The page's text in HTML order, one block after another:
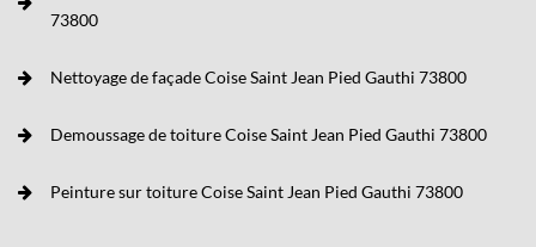
73800
Nettoyage de façade Coise Saint Jean Pied Gauthi 73800
Demoussage de toiture Coise Saint Jean Pied Gauthi 73800
Peinture sur toiture Coise Saint Jean Pied Gauthi 73800